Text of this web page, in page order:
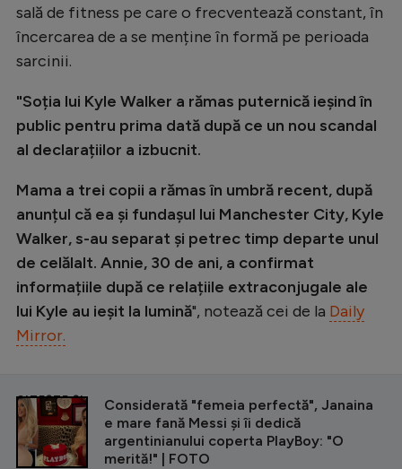
sală de fitness pe care o frecventează constant, în
încercarea de a se menține în formă pe perioada
sarcinii.
"Soția lui Kyle Walker a rămas puternică ieșind în
public pentru prima dată după ce un nou scandal
al declarațiilor a izbucnit.
Mama a trei copii a rămas în umbră recent, după
anunțul că ea și fundașul lui Manchester City, Kyle
Walker, s-au separat și petrec timp departe unul
de celălalt. Annie, 30 de ani, a confirmat
informațiile după ce relațiile extraconjugale ale
lui Kyle au ieșit la lumină", notează cei de la Daily
Mirror.
CITEȘTE ȘI
Considerată "femeia perfectă", Janaina
e mare fană Messi și îi dedică
argentinianului coperta PlayBoy: "O
merită!" | FOTO